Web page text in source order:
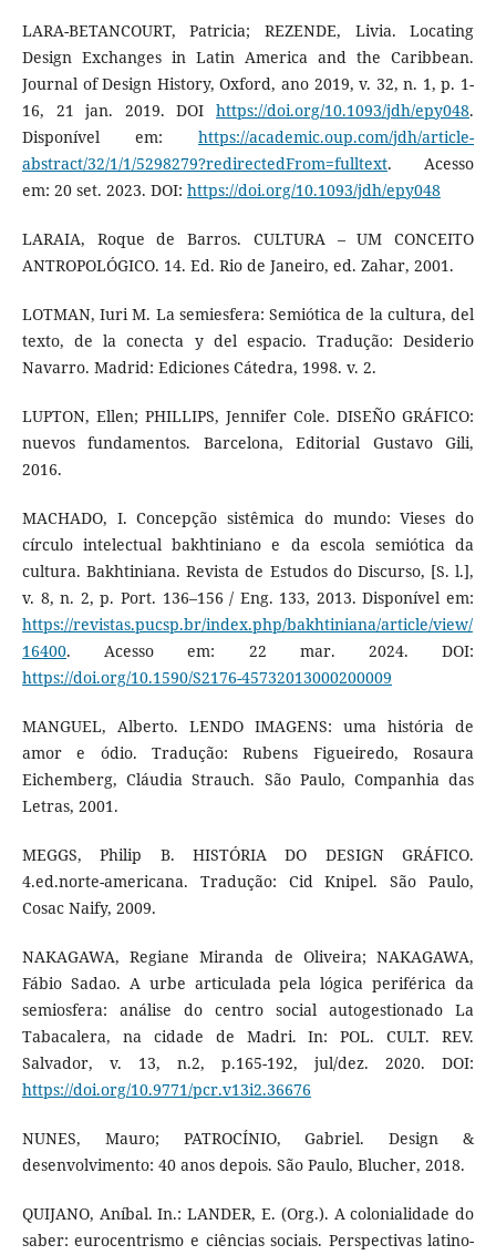
LARA-BETANCOURT, Patricia; REZENDE, Livia. Locating
Design Exchanges in Latin America and the Caribbean.
Journal of Design History, Oxford, ano 2019, v. 32, n. 1, p. 1-
16, 21 jan. 2019. DOIhttps://doi.org/10.1093/jdh/epy048.
Disponível em:https://academic.oup.com/jdh/article-
abstract/32/1/1/5298279?redirectedFrom=fulltext. Acesso
em: 20 set. 2023. DOI: https://doi.org/10.1093/jdh/epy048
LARAIA, Roque de Barros. CULTURA – UM CONCEITO
ANTROPOLÓGICO. 14. Ed. Rio de Janeiro, ed. Zahar, 2001.
LOTMAN, Iuri M. La semiesfera: Semiótica de la cultura, del
texto, de la conecta y del espacio. Tradução: Desiderio
Navarro. Madrid: Ediciones Cátedra, 1998. v. 2.
LUPTON, Ellen; PHILLIPS, Jennifer Cole. DISEÑO GRÁFICO:
nuevos fundamentos. Barcelona, Editorial Gustavo Gili,
2016.
MACHADO, I. Concepção sistêmica do mundo: Vieses do
círculo intelectual bakhtiniano e da escola semiótica da
cultura. Bakhtiniana. Revista de Estudos do Discurso, [S. l.],
v. 8, n. 2, p. Port. 136–156 / Eng. 133, 2013. Disponível em:
https://revistas.pucsp.br/index.php/bakhtiniana/article/view/
16400. Acesso em: 22 mar. 2024. DOI:
https://doi.org/10.1590/S2176-45732013000200009
MANGUEL, Alberto. LENDO IMAGENS: uma história de
amor e ódio. Tradução: Rubens Figueiredo, Rosaura
Eichemberg, Cláudia Strauch. São Paulo, Companhia das
Letras, 2001.
MEGGS, Philip B. HISTÓRIA DO DESIGN GRÁFICO.
4.ed.norte-americana. Tradução: Cid Knipel. São Paulo,
Cosac Naify, 2009.
NAKAGAWA, Regiane Miranda de Oliveira; NAKAGAWA,
Fábio Sadao. A urbe articulada pela lógica periférica da
semiosfera: análise do centro social autogestionado La
Tabacalera, na cidade de Madri. In: POL. CULT. REV.
Salvador, v. 13, n.2, p.165-192, jul/dez. 2020. DOI:
https://doi.org/10.9771/pcr.v13i2.36676
NUNES, Mauro; PATROCÍNIO, Gabriel. Design &
desenvolvimento: 40 anos depois. São Paulo, Blucher, 2018.
QUIJANO, Aníbal. In.: LANDER, E. (Org.). A colonialidade do
saber: eurocentrismo e ciências sociais. Perspectivas latino-